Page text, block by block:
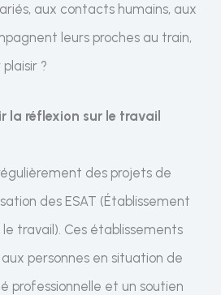
aux contacts humains, aux
leurs proches au train,
?
la réflexion sur le travail
des projets de
des ESAT (Établissement
travail). Ces établissements
personnes en situation de
professionnelle et un soutien